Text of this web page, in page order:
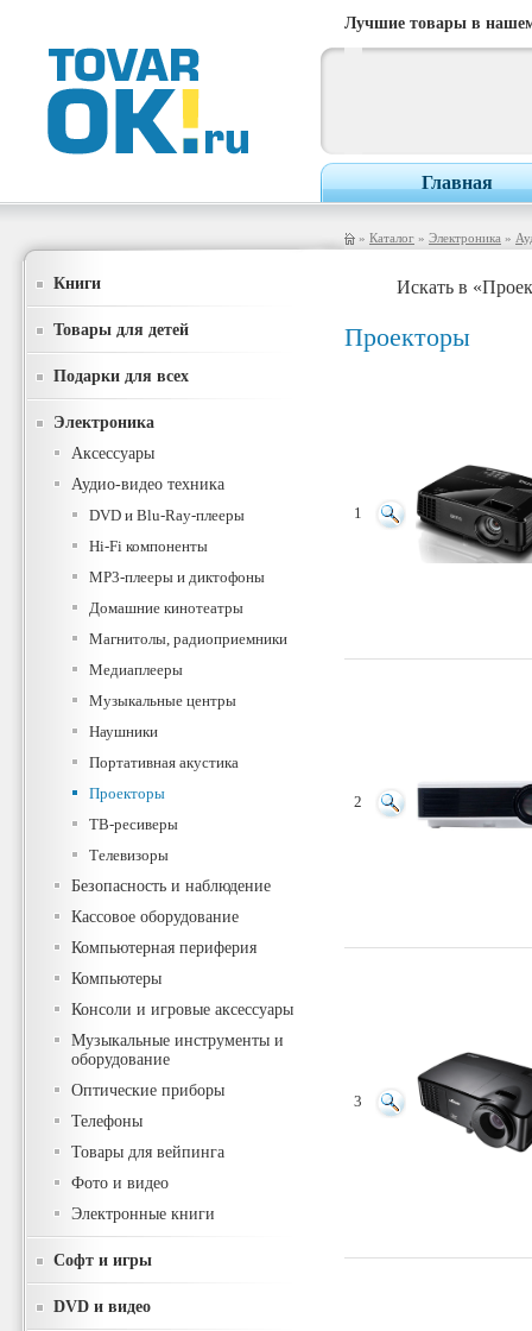
Лучшие товары в
Главная
» Каталог » Электроника »
Книги
Товары для детей
Подарки для всех
Электроника
Аксессуары
Аудио-видео техника
DVD и Blu-Ray-плееры
Hi-Fi компоненты
MP3-плееры и диктофоны
Домашние кинотеатры
Магнитолы, радиоприемники
Медиаплееры
Музыкальные центры
Наушники
Портативная акустика
Проекторы
ТВ-ресиверы
Телевизоры
Безопасность и наблюдение
Кассовое оборудование
Компьютерная периферия
Компьютеры
Консоли и игровые аксессуары
Музыкальные инструменты и
оборудование
Оптические приборы
Телефоны
Товары для вейпинга
Фото и видео
Электронные книги
Софт и игры
DVD и видео
Искать в
Проекторы
1
2
3